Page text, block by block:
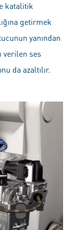
katalitik
getirmek
yanından
verilen ses
da azaltılır.